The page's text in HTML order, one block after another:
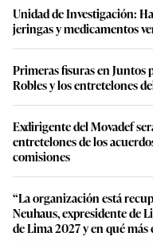
Unidad de Investigación:
jeringas y medicamentos
Primeras fisuras en Juntos
Robles y los entretelones
Exdirigente del Movadef
entretelones de los
comisiones
“La organización está
Neuhaus, expresidente de
de Lima 2027 y en qué